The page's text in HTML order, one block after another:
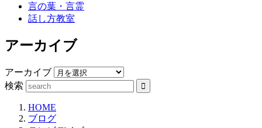
言の葉・言霊
話し方教室
アーカイブ
アーカイブ
検索
HOME
ブログ